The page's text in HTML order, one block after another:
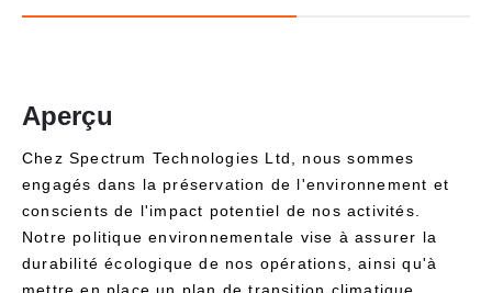
Aperçu
Chez Spectrum Technologies Ltd, nous sommes
engagés dans la préservation de l'environnement et
conscients de l'impact potentiel de nos activités.
Notre politique environnementale vise à assurer la
durabilité écologique de nos opérations, ainsi qu'à